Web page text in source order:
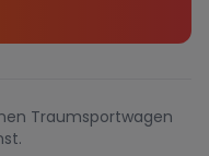
Traumsportwagen